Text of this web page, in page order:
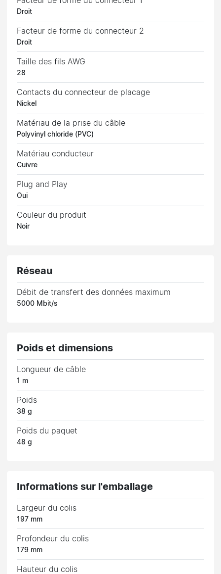
Droit
Facteur de forme du connecteur 2
Droit
Taille des fils AWG
28
Contacts du connecteur de placage
Nickel
Matériau de la prise du câble
Polyvinyl chloride (PVC)
Matériau conducteur
Cuivre
Plug and Play
Oui
Couleur du produit
Noir
Réseau
Débit de transfert des données maximum
5000 Mbit/s
Poids et dimensions
Longueur de câble
1 m
Poids
38 g
Poids du paquet
48 g
Informations sur l'emballage
Largeur du colis
197 mm
Profondeur du colis
179 mm
Hauteur du colis